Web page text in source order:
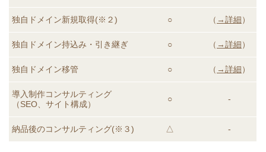
独自ドメイン新規取得(※２) ○ （ →詳細）
独自ドメイン持込み・引き継ぎ ○ （ →詳細）
独自ドメイン移管 ○ （ →詳細）
導入制作コンサルティング
（SEO、サイト構成）
○ -
納品後のコンサルティング(※３) △ -